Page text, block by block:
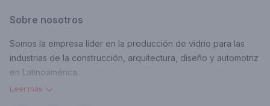
Sobre nosotros
Somos la empresa líder en la producción de vidrio para las
industrias de la construcción, arquitectura, diseño y automotriz
en Latinoamérica.
Te invitamos a inspirarte utilizando el vidrio no solo en
Leer más